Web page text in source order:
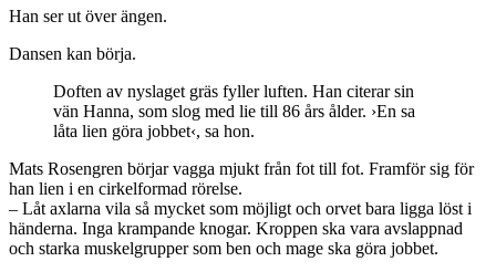
Han ser ut över ängen.
Dansen kan börja.
Doften av nyslaget gräs fyller luften. Han citerar sin
vän Hanna, som slog med lie till 86 års ålder. ›En sa
låta lien göra jobbet‹, sa hon.
Mats Rosengren börjar vagga mjukt från fot till fot. Framför sig för
han lien i en cirkelformad rörelse.
– Låt axlarna vila så mycket som möjligt och orvet bara ligga löst i
händerna. Inga krampande knogar. Kroppen ska vara avslappnad
och starka muskelgrupper som ben och mage ska göra jobbet.